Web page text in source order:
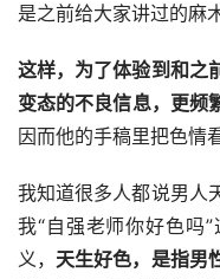
是之前给大家讲过的麻
这样，为了体验到和之
变态的不良信息，更频
因而他的手稿里把色情
我知道很多人都说男人
我“自强老师你好色吗
义， 天生好色，是指男